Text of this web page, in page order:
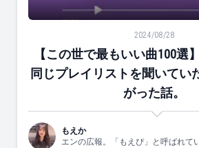
【この世で最もいい曲100選】
2024/08/28
【この世で最もいい曲100選
同じプレイリストを聞いてい
がった話。
もえか
エンの広報。「もえぴ」と呼ばれて